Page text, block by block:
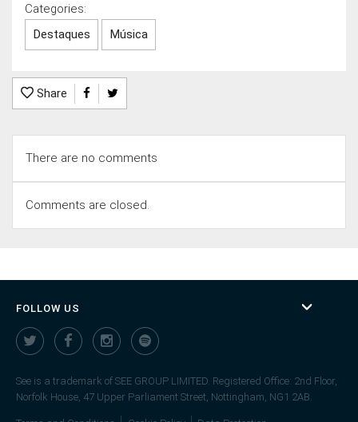
Categories:
Destaques
Música
Share
There are no comments
Comments are closed.
FOLLOW US
See is a trademark of SEE GROUP LIMITED. Registered Office: 2nd Floor,
Norfolk House, 47 Upper Parliament Street, Nottingham, NG1 2AB.